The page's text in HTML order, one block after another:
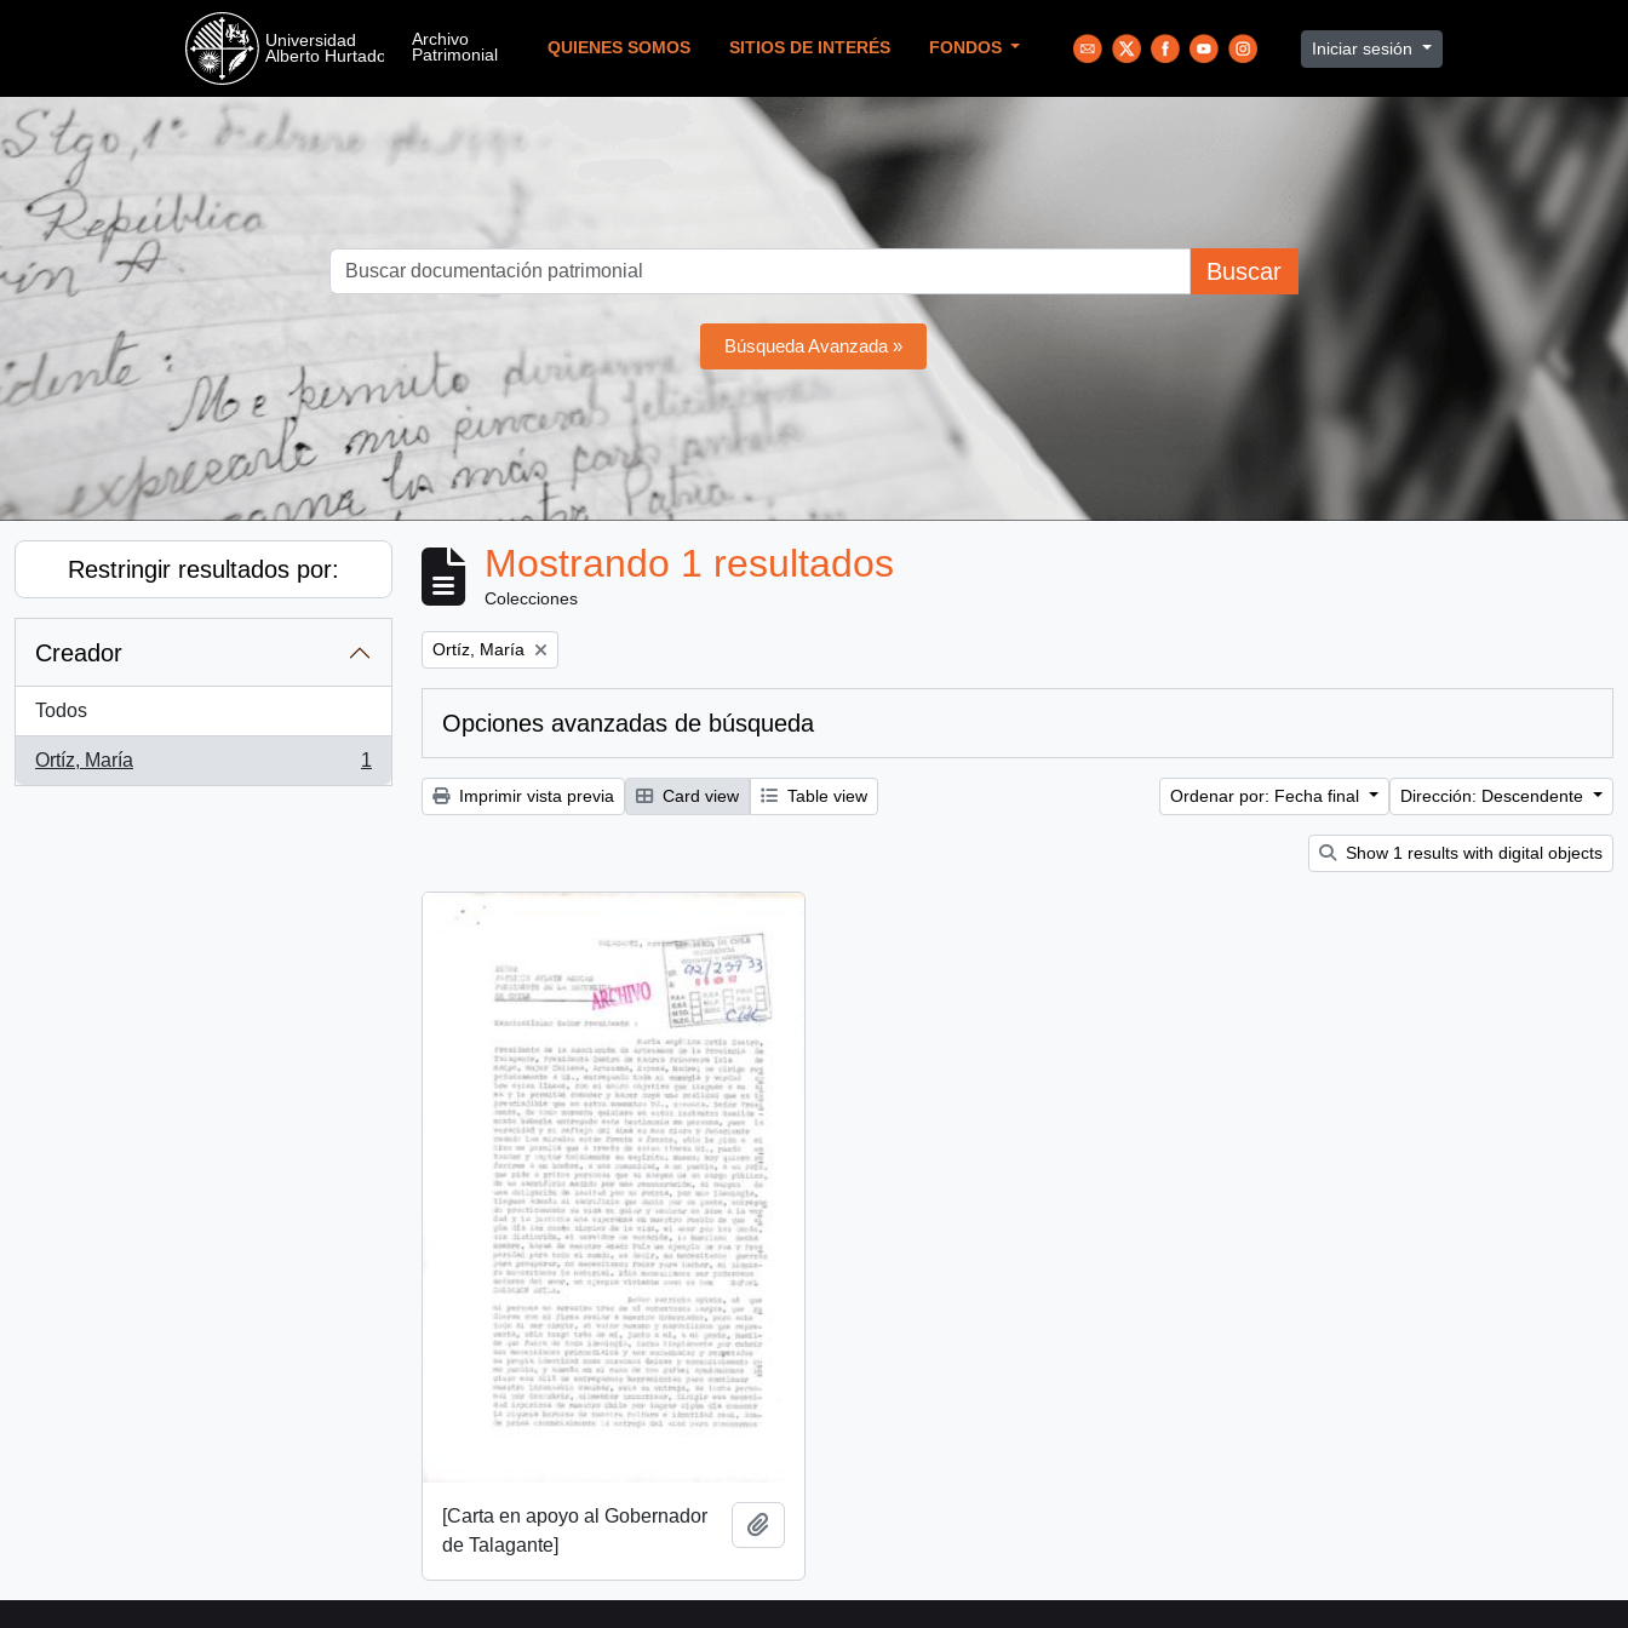
QUIENES SOMOS SITIOS DE INTERÉS FONDOS Iniciar sesión
Buscar
Búsqueda Avanzada »
Restringir resultados por:
Creador
Todos
Ortíz, María
, 1 resultados
1
Mostrando 1 resultados
Colecciones
Remove filter:
Ortíz, María
Opciones avanzadas de búsqueda
Imprimir vista previa Card view Table view Ordenar por: Fecha final Dirección: Descendente
Show 1 results with digital objects
[Carta en apoyo al Gobernador
de Talagante]